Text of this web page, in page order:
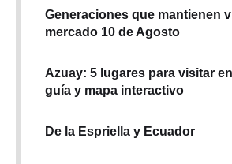
Generaciones que mantienen
mercado 10 de Agosto
Azuay: 5 lugares para visitar
guía y mapa interactivo
De la Espriella y Ecuador